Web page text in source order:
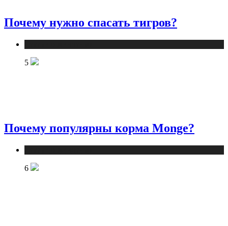
Почему нужно спасать тигров?
5
Почему популярны корма Monge?
6